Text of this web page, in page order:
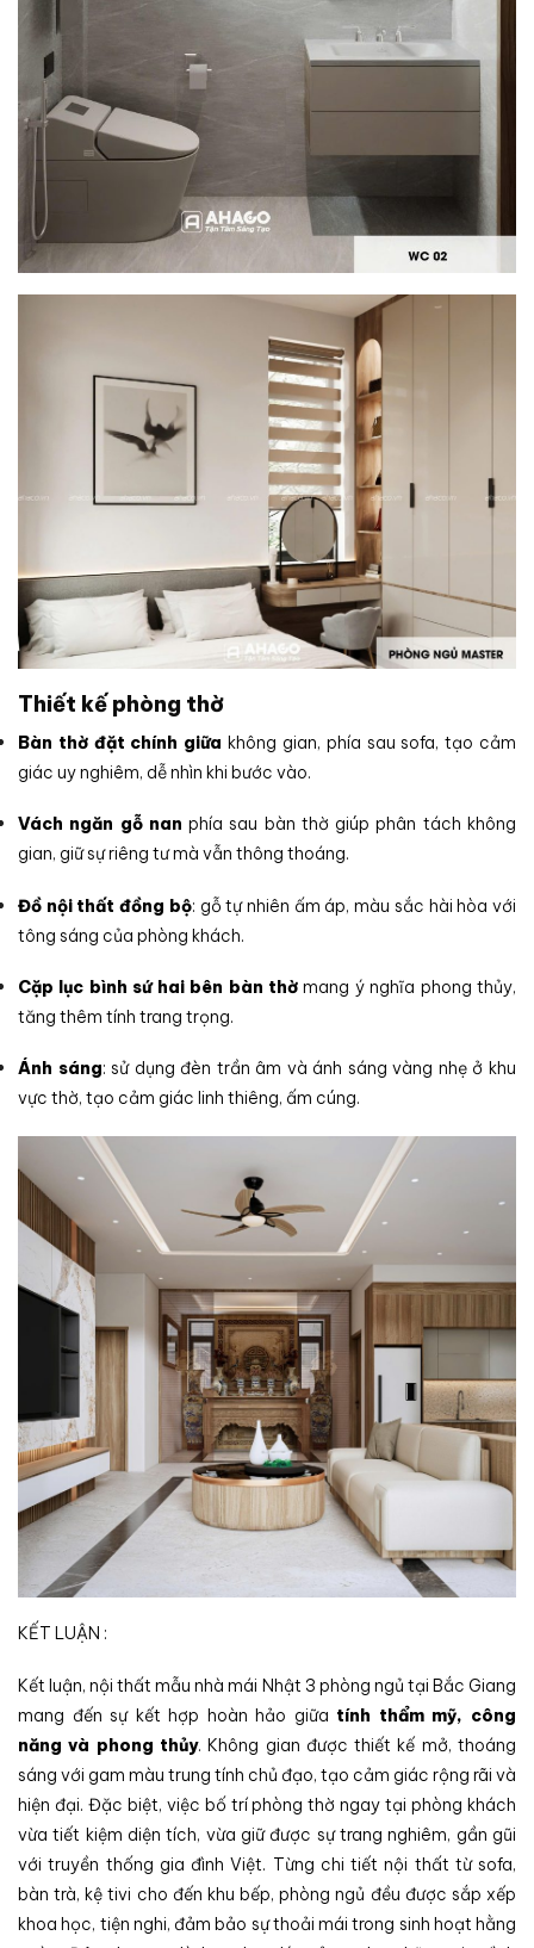
Thiết kế phòng thờ
Bàn thờ đặt chính giữa không gian, phía sau sofa, tạo cảm
giác uy nghiêm, dễ nhìn khi bước vào.
Vách ngăn gỗ nan phía sau bàn thờ giúp phân tách không
gian, giữ sự riêng tư mà vẫn thông thoáng.
Đồ nội thất đồng bộ: gỗ tự nhiên ấm áp, màu sắc hài hòa với
tông sáng của phòng khách.
Cặp lục bình sứ hai bên bàn thờmang ý nghĩa phong thủy,
tăng thêm tính trang trọng.
Ánh sáng: sử dụng đèn trần âm và ánh sáng vàng nhẹ ở khu
vực thờ, tạo cảm giác linh thiêng, ấm cúng.
KẾT LUẬN :
Kết luận, nội thất mẫu nhà mái Nhật 3 phòng ngủ tại Bắc Giang
mang đến sự kết hợp hoàn hảo giữa tính thẩm mỹ, công
năng và phong thủy. Không gian được thiết kế mở, thoáng
sáng với gam màu trung tính chủ đạo, tạo cảm giác rộng rãi và
hiện đại. Đặc biệt, việc bố trí phòng thờ ngay tại phòng khách
vừa tiết kiệm diện tích, vừa giữ được sự trang nghiêm, gần gũi
với truyền thống gia đình Việt. Từng chi tiết nội thất từ sofa,
bàn trà, kệ tivi cho đến khu bếp, phòng ngủ đều được sắp xếp
khoa học, tiện nghi, đảm bảo sự thoải mái trong sinh hoạt hằng